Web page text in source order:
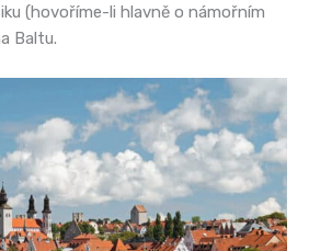
(hovoříme-li hlavně o námořním
Baltu.